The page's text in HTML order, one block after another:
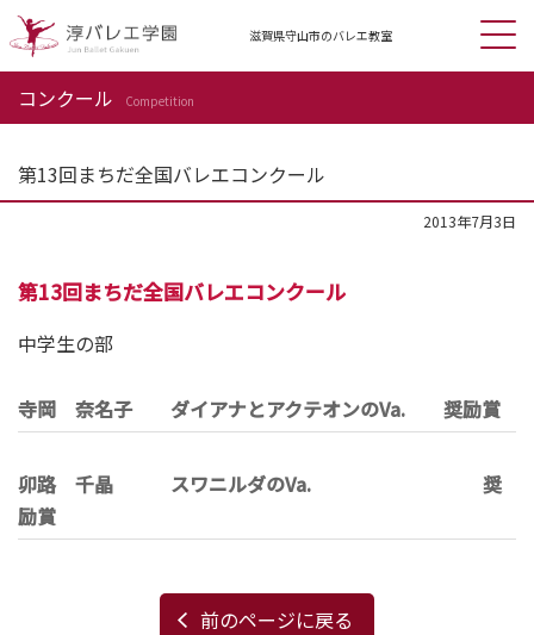
滋賀県守山市のバレエ教室
コンクール Competition
第13回まちだ全国バレエコンクール
2013年7月3日
第13回まちだ全国バレエコンクール
中学生の部
寺岡 奈名子 ダイアナとアクテオンのVa. 奨励賞
卯路 千晶 スワニルダのVa. 奨
励賞
前のページに戻る